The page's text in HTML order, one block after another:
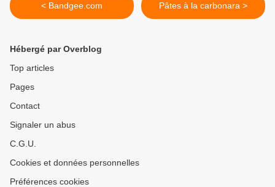
< Bandgee.com Pâtes à la carbonara >
Hébergé par Overblog
Top articles
Pages
Contact
Signaler un abus
C.G.U.
Cookies et données personnelles
Préférences cookies